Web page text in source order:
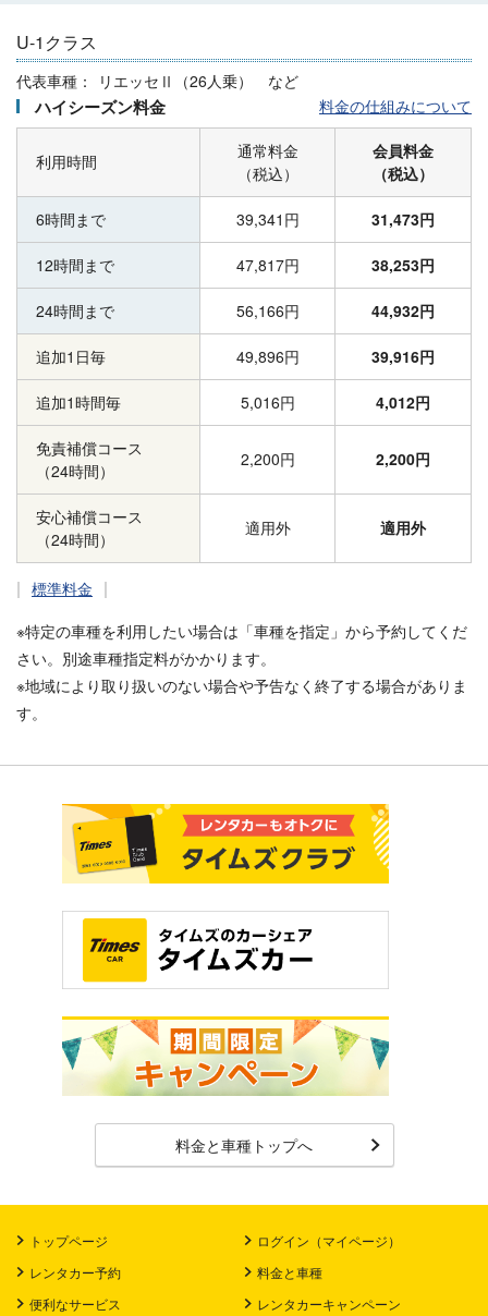
U-1クラス
代表車種： リエッセⅡ（26人乗） など
ハイシーズン料金 料金の仕組みについて
利用時間
通常料金
（税込）
会員料金
（税込）
6時間まで 39,341円 31,473円
12時間まで 47,817円 38,253円
24時間まで 56,166円 44,932円
追加1日毎 49,896円 39,916円
追加1時間毎 5,016円 4,012円
免責補償コース
（24時間）
2,200円 2,200円
安心補償コース
（24時間）
適用外 適用外
標準料金
※特定の車種を利用したい場合は「車種を指定」から予約してくだ
さい。別途車種指定料がかかります。
※地域により取り扱いのない場合や予告なく終了する場合がありま
す。
料金と車種トップへ
トップページ
ログイン（マイページ）
レンタカー予約
料金と車種
便利なサービス
レンタカーキャンペーン